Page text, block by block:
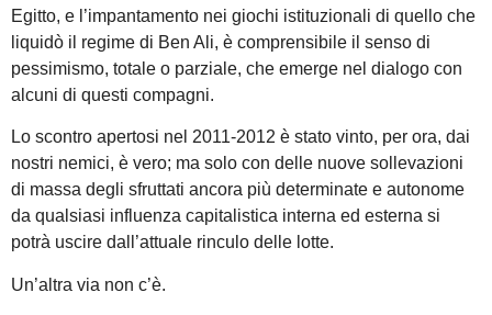
Egitto, e l’impantamento nei giochi istituzionali di quello che
liquidò il regime di Ben Ali, è comprensibile il senso di
pessimismo, totale o parziale, che emerge nel dialogo con
alcuni di questi compagni.
Lo scontro apertosi nel 2011-2012 è stato vinto, per ora, dai
nostri nemici, è vero; ma solo con delle nuove sollevazioni
di massa degli sfruttati ancora più determinate e autonome
da qualsiasi influenza capitalistica interna ed esterna si
potrà uscire dall’attuale rinculo delle lotte.
Un’altra via non c’è.